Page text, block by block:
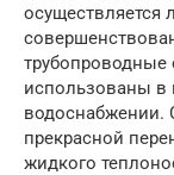
осуществляется
трубопроводные
использованы в
водоснабжении.
прекрасной
жидкого